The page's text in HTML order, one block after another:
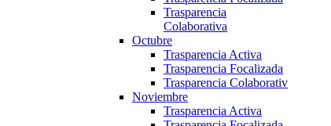
Trasparencia
Colaborativa
Octubre
Trasparencia Activa
Trasparencia Focalizada
Trasparencia Colaborativ
Noviembre
Trasparencia Activa